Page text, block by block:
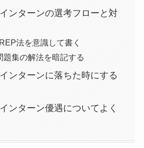
ンターンの選考フローと対
法を意識して書く
題集の解法を暗記する
ンターンに落ちた時にする
ンターン優遇についてよく